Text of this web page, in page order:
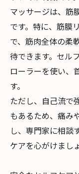
マッサージは、筋
です。特に、筋膜
で、筋肉全体の柔
待できます。セル
ローラーを使い、
す。
ただし、自己流で
もあるため、痛み
し、専門家に相談
ケアを心がけまし